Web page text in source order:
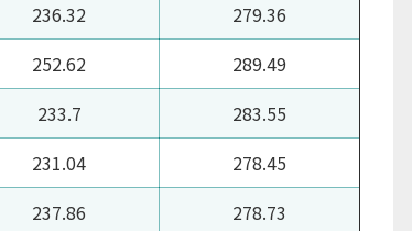
236.32
279.36
252.62
289.49
233.7
283.55
231.04
278.45
237.86
278.73